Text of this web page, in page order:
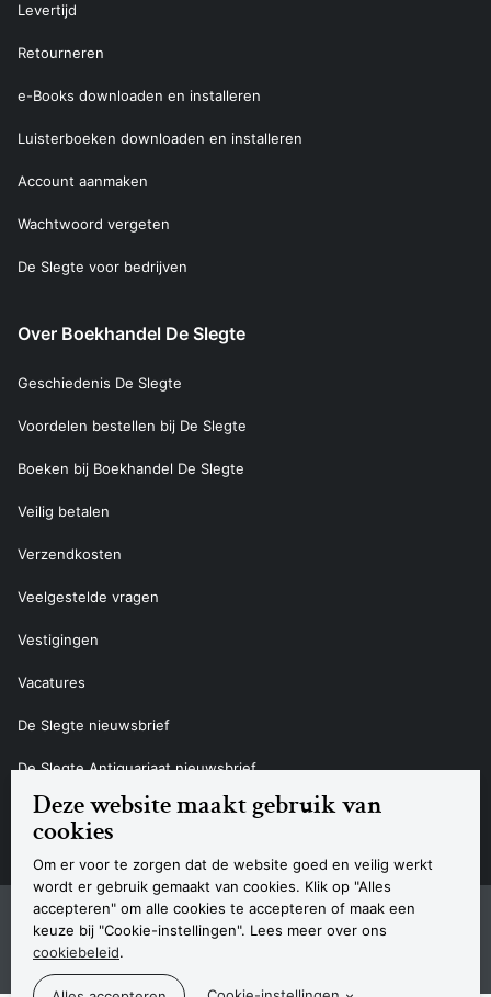
Deze website maakt gebruik van
cookies
Om er voor te zorgen dat de website goed en veilig werkt
wordt er gebruik gemaakt van cookies. Klik op "Alles
accepteren" om alle cookies te accepteren of maak een
keuze bij "Cookie-instellingen". Lees meer over ons
cookiebeleid.
Levertijd
Retourneren
e-Books downloaden en installeren
Luisterboeken downloaden en installeren
Account aanmaken
Wachtwoord vergeten
De Slegte voor bedrijven
Over Boekhandel De Slegte
Geschiedenis De Slegte
Voordelen bestellen bij De Slegte
Boeken bij Boekhandel De Slegte
Veilig betalen
Verzendkosten
Veelgestelde vragen
Vestigingen
Vacatures
De Slegte nieuwsbrief
De Slegte Antiquariaat nieuwsbrief
Contact
Navigatie
SitemapPrivacyverklaring CookieverklaringAlgemene voorwaardenDisclaimer
Contact